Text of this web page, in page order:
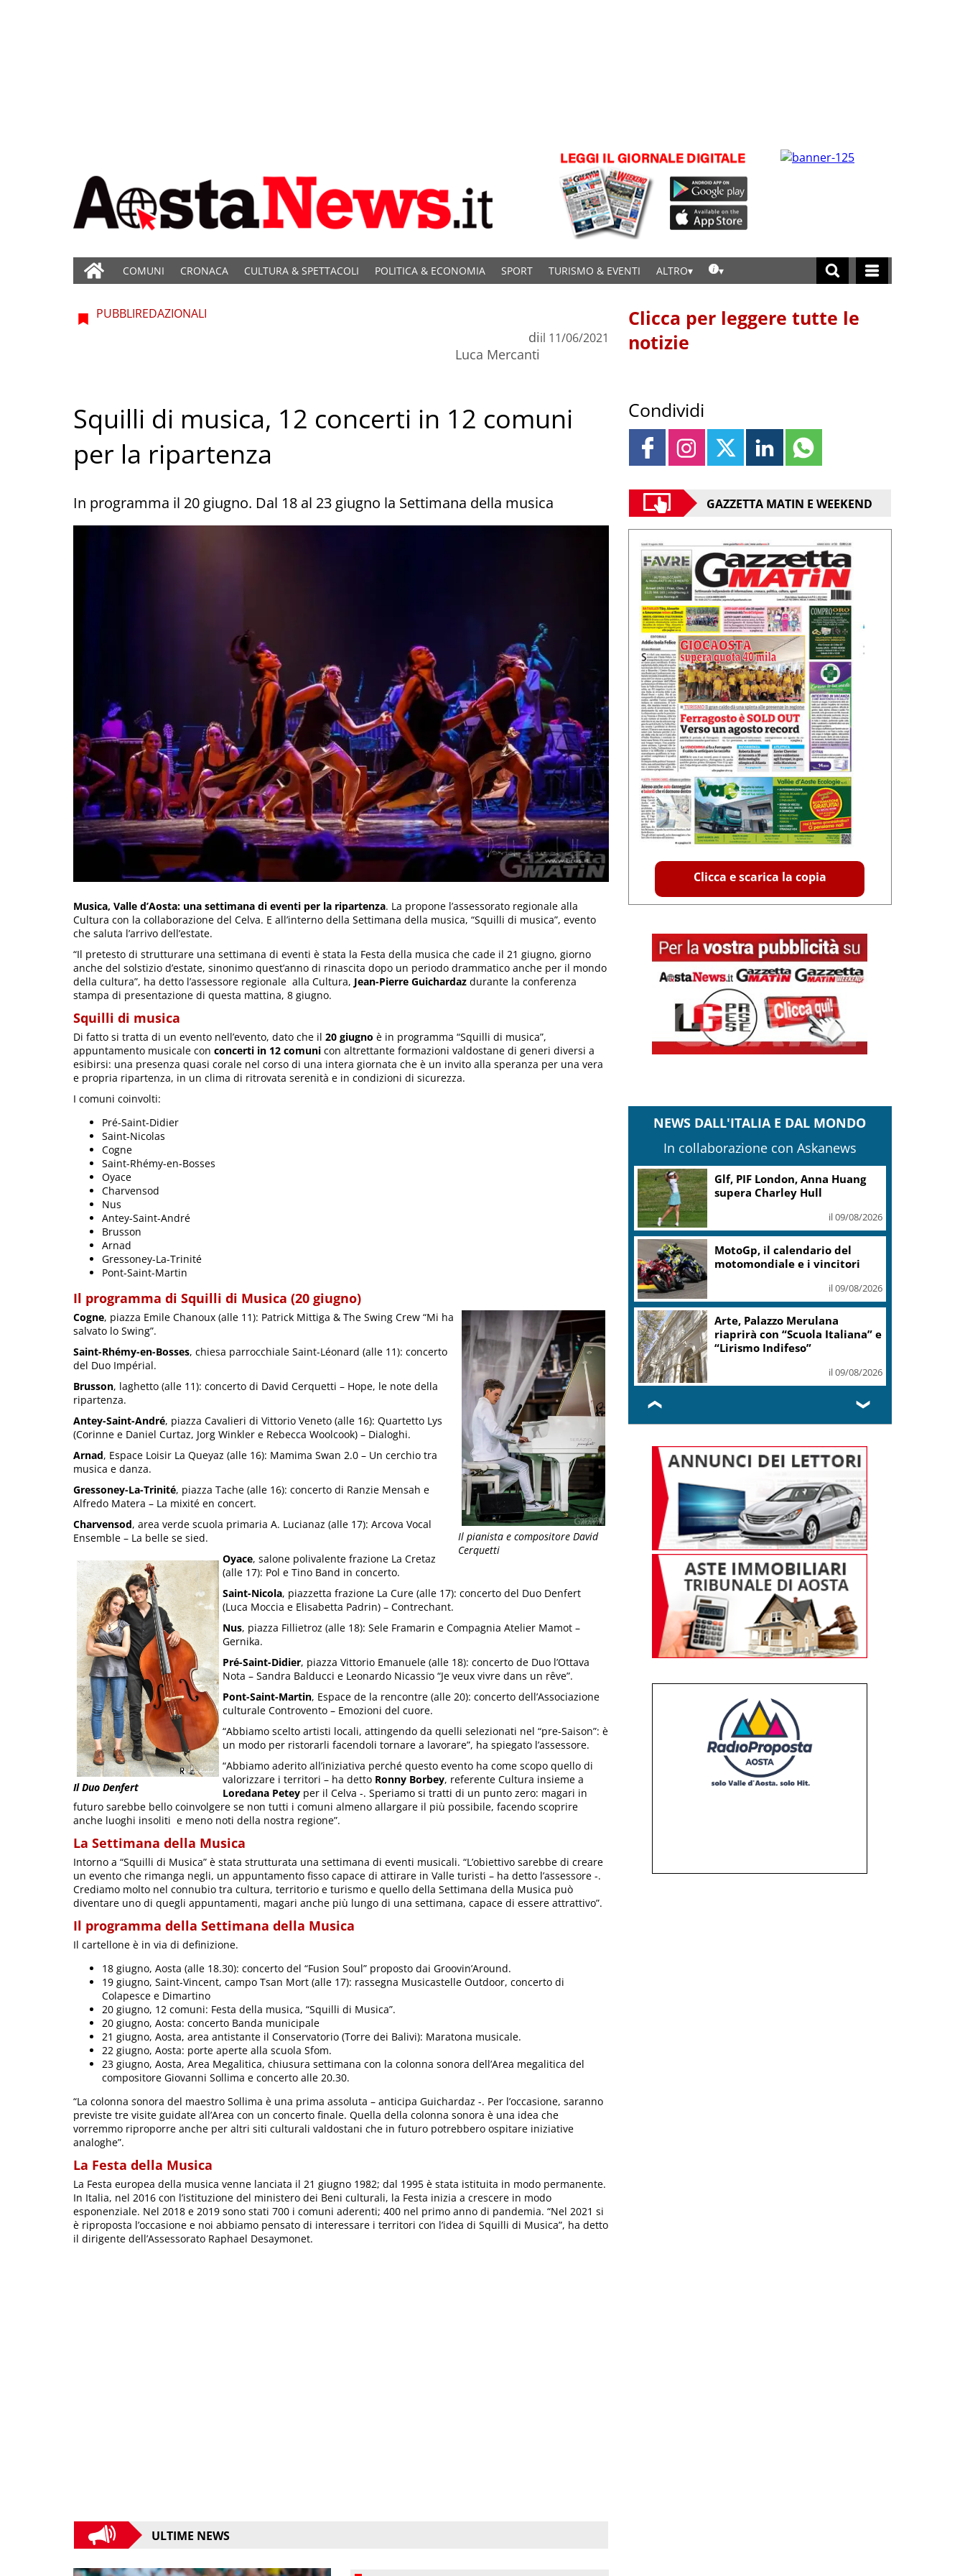
COMUNI CRONACA CULTURA & SPETTACOLI POLITICA & ECONOMIA SPORT TURISMO & EVENTI ALTRO
PUBBLIREDAZIONALI
di
Luca Mercanti
il 11/06/2021
Squilli di musica, 12 concerti in 12 comuni
per la ripartenza
In programma il 20 giugno. Dal 18 al 23 giugno la Settimana della musica
Musica, Valle d’Aosta: una settimana di eventi per la ripartenza. La propone l’assessorato regionale alla
Cultura con la collaborazione del Celva. E all’interno della Settimana della musica, “Squilli di musica”, evento
che saluta l’arrivo dell’estate.
“Il pretesto di strutturare una settimana di eventi è stata la Festa della musica che cade il 21 giugno, giorno
anche del solstizio d’estate, sinonimo quest’anno di rinascita dopo un periodo drammatico anche per il mondo
della cultura”, ha detto l’assessore regionale alla Cultura, Jean-Pierre Guichardaz durante la conferenza
stampa di presentazione di questa mattina, 8 giugno.
Squilli di musica
Di fatto si tratta di un evento nell’evento, dato che il 20 giugno è in programma “Squilli di musica”,
appuntamento musicale con concerti in 12 comuni con altrettante formazioni valdostane di generi diversi a
esibirsi: una presenza quasi corale nel corso di una intera giornata che è un invito alla speranza per una vera
e propria ripartenza, in un clima di ritrovata serenità e in condizioni di sicurezza.
I comuni coinvolti:
Pré-Saint-Didier
Saint-Nicolas
Cogne
Saint-Rhémy-en-Bosses
Oyace
Charvensod
Nus
Antey-Saint-André
Brusson
Arnad
Gressoney-La-Trinité
Pont-Saint-Martin
Il programma di Squilli di Musica (20 giugno)
Il pianista e compositore David
Cerquetti
Cogne, piazza Emile Chanoux (alle 11): Patrick Mittiga & The Swing Crew “Mi ha
salvato lo Swing”.
Saint-Rhémy-en-Bosses, chiesa parrocchiale Saint-Léonard (alle 11): concerto
del Duo Impérial.
Brusson, laghetto (alle 11): concerto di David Cerquetti – Hope, le note della
ripartenza.
Antey-Saint-André, piazza Cavalieri di Vittorio Veneto (alle 16): Quartetto Lys
(Corinne e Daniel Curtaz, Jorg Winkler e Rebecca Woolcook) – Dialoghi.
Arnad, Espace Loisir La Queyaz (alle 16): Mamima Swan 2.0 – Un cerchio tra
musica e danza.
Gressoney-La-Trinité, piazza Tache (alle 16): concerto di Ranzie Mensah e
Alfredo Matera – La mixité en concert.
Charvensod, area verde scuola primaria A. Lucianaz (alle 17): Arcova Vocal
Ensemble – La belle se sied.
Il Duo Denfert
Oyace, salone polivalente frazione La Cretaz
(alle 17): Pol e Tino Band in concerto.
Saint-Nicola, piazzetta frazione La Cure (alle 17): concerto del Duo Denfert
(Luca Moccia e Elisabetta Padrin) – Contrechant.
Nus, piazza Fillietroz (alle 18): Sele Framarin e Compagnia Atelier Mamot –
Gernika.
Pré-Saint-Didier, piazza Vittorio Emanuele (alle 18): concerto de Duo l’Ottava
Nota – Sandra Balducci e Leonardo Nicassio “Je veux vivre dans un rêve”.
Pont-Saint-Martin, Espace de la rencontre (alle 20): concerto dell’Associazione
culturale Controvento – Emozioni del cuore.
“Abbiamo scelto artisti locali, attingendo da quelli selezionati nel “pre-Saison”: è
un modo per ristorarli facendoli tornare a lavorare”, ha spiegato l’assessore.
“Abbiamo aderito all’iniziativa perché questo evento ha come scopo quello di
valorizzare i territori – ha detto Ronny Borbey, referente Cultura insieme a
Loredana Petey per il Celva -. Speriamo si tratti di un punto zero: magari in
futuro sarebbe bello coinvolgere se non tutti i comuni almeno allargare il più possibile, facendo scoprire
anche luoghi insoliti e meno noti della nostra regione”.
La Settimana della Musica
Intorno a “Squilli di Musica” è stata strutturata una settimana di eventi musicali. “L’obiettivo sarebbe di creare
un evento che rimanga negli, un appuntamento fisso capace di attirare in Valle turisti – ha detto l’assessore -.
Crediamo molto nel connubio tra cultura, territorio e turismo e quello della Settimana della Musica può
diventare uno di quegli appuntamenti, magari anche più lungo di una settimana, capace di essere attrattivo”.
Il programma della Settimana della Musica
Il cartellone è in via di definizione.
18 giugno, Aosta (alle 18.30): concerto del “Fusion Soul” proposto dai Groovin’Around.
19 giugno, Saint-Vincent, campo Tsan Mort (alle 17): rassegna Musicastelle Outdoor, concerto di
Colapesce e Dimartino
20 giugno, 12 comuni: Festa della musica, “Squilli di Musica”.
20 giugno, Aosta: concerto Banda municipale
21 giugno, Aosta, area antistante il Conservatorio (Torre dei Balivi): Maratona musicale.
22 giugno, Aosta: porte aperte alla scuola Sfom.
23 giugno, Aosta, Area Megalitica, chiusura settimana con la colonna sonora dell’Area megalitica del
compositore Giovanni Sollima e concerto alle 20.30.
“La colonna sonora del maestro Sollima è una prima assoluta – anticipa Guichardaz -. Per l’occasione, saranno
previste tre visite guidate all’Area con un concerto finale. Quella della colonna sonora è una idea che
vorremmo riproporre anche per altri siti culturali valdostani che in futuro potrebbero ospitare iniziative
analoghe”.
La Festa della Musica
La Festa europea della musica venne lanciata il 21 giugno 1982; dal 1995 è stata istituita in modo permanente.
In Italia, nel 2016 con l’istituzione del ministero dei Beni culturali, la Festa inizia a crescere in modo
esponenziale. Nel 2018 e 2019 sono stati 700 i comuni aderenti; 400 nel primo anno di pandemia. “Nel 2021 si
è riproposta l’occasione e noi abbiamo pensato di interessare i territori con l’idea di Squilli di Musica”, ha detto
il dirigente dell’Assessorato Raphael Desaymonet.
ULTIME NEWS
Clicca per leggere tutte le
notizie
Condividi
GAZZETTA MATIN E WEEKEND
Clicca e scarica la copia
NEWS DALL'ITALIA E DAL MONDO
In collaborazione con Askanews
“Festival Franciacorta in
Cantina”: a settembre il vino
il 09/08/2026
“Gran Premio Merano Alto
all’ippodromo di Maia
In Spagna incidente al festival
il 09/08/2026